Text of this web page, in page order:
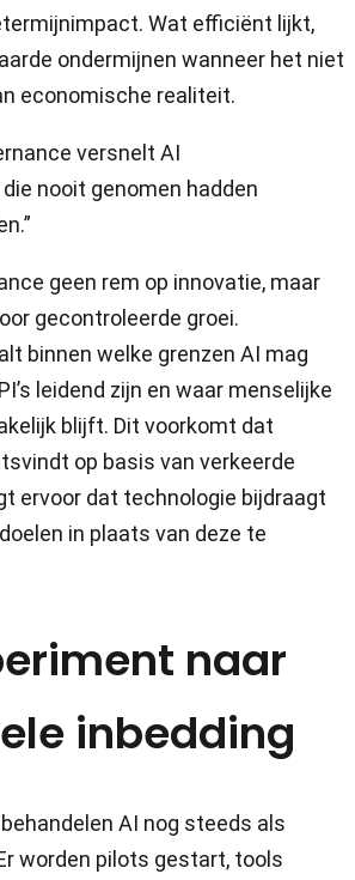
Wat efficiënt lijkt,
ondermijnen wanneer het niet
economische realiteit.
versnelt AI
nooit genomen hadden
geen rem op innovatie, maar
gecontroleerde groei.
binnen welke grenzen AI mag
leidend zijn en waar menselijke
blijft. Dit voorkomt dat
op basis van verkeerde
ervoor dat technologie bijdraagt
in plaats van deze te
naar
inbedding
AI nog steeds als
worden pilots gestart, tools